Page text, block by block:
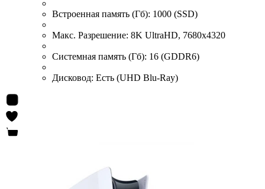
Встроенная память (Гб): 1000 (SSD)
Макс. Разрешение: 8K UltraHD, 7680x4320
Системная память (Гб): 16 (GDDR6)
Дисковод: Есть (UHD Blu-Ray)